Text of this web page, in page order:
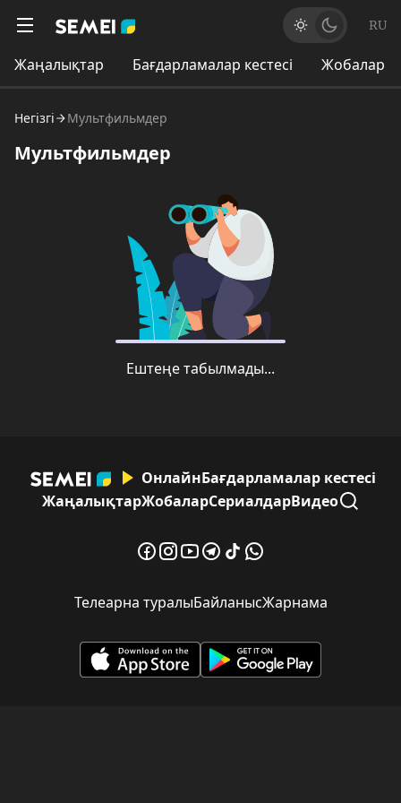
RU
Жаңалықтар Бағдарламалар кестесі Жобалар
Негізгі Мультфильмдер
Мультфильмдер
Ештеңе табылмады...
ОнлайнБағдарламалар кестесі
ЖаңалықтарЖобаларСериалдарВидео
Телеарна туралыБайланысЖарнама